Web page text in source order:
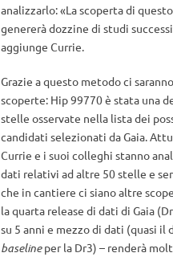
analizzarlo: «La scoperta di
genererà dozzine di studi
aggiunge Currie.
Grazie a questo metodo ci
scoperte: Hip 99770 è stata una
stelle osservate nella lista dei
candidati selezionati da Gaia.
Currie e i suoi colleghi stanno
dati relativi ad altre 50 stelle e
che in cantiere ci siano altre
la quarta release di dati di Gaia
su 5 anni e mezzo di dati (quasi il
baselineper la Dr3) – renderà